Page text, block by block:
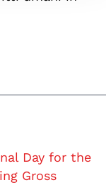
Day for the
Gross